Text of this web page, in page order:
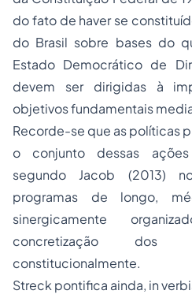
do fato de haver se
do Brasil sobre bases do
Estado Democrático de
devem ser dirigidas à
objetivos fundamentais
Recorde-se que as políticas
o conjunto dessas
segundo Jacob (2013)
programas de longo,
sinergicamente
concretização dos
constitucionalmente.
Streck pontifica ainda, in